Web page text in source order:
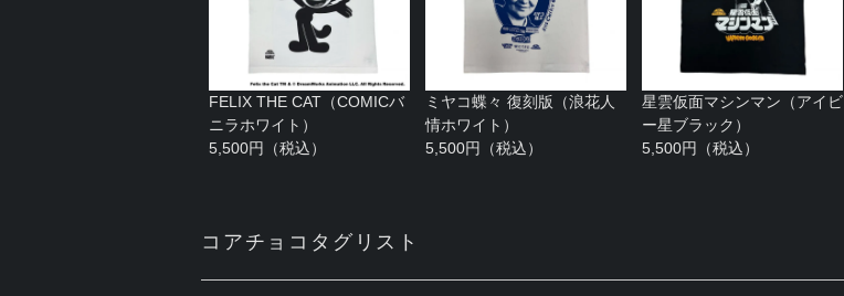
FELIX THE CAT（COMICバ
ニラホワイト）
5,500円（税込）
ミヤコ蝶々 復刻版（浪花人
情ホワイト）
5,500円（税込）
星雲仮面マシンマン（アイビ
ー星ブラック）
5,500円（税込）
コアチョコタグリスト